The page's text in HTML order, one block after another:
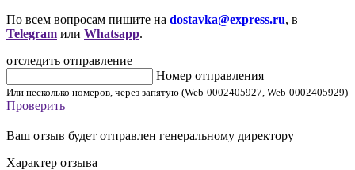
По всем вопросам пишите на dostavka@express.ru, в
Telegram или Whatsapp.
отследить отправление
Номер отправления
Или несколько номеров, через запятую (Web-0002405927, Web-0002405929)
Проверить
Ваш отзыв будет отправлен генеральному директору
Характер отзыва